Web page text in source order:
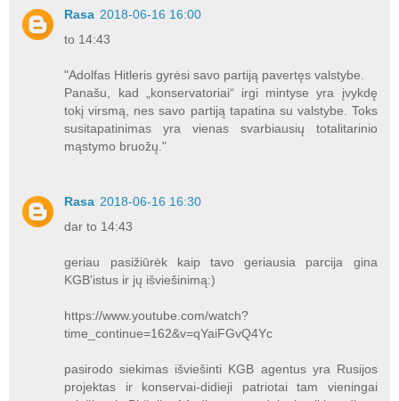
Rasa 2018-06-16 16:00
to 14:43
"Adolfas Hitleris gyrėsi savo partiją pavertęs valstybe.
Panašu, kad „konservatoriai“ irgi mintyse yra įvykdę
tokį virsmą, nes savo partiją tapatina su valstybe. Toks
susitapatinimas yra vienas svarbiausių totalitarinio
mąstymo bruožų."
Rasa 2018-06-16 16:30
dar to 14:43
geriau pasižiūrėk kaip tavo geriausia parcija gina
KGB'istus ir jų išviešinimą:)
https://www.youtube.com/watch?
time_continue=162&v=qYaiFGvQ4Yc
pasirodo siekimas išviešinti KGB agentus yra Rusijos
projektas ir konservai-didieji patriotai tam vieningai